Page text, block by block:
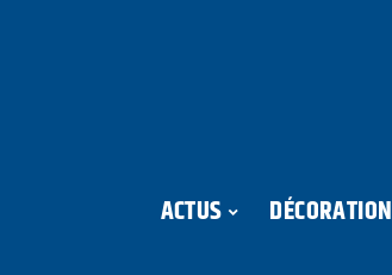
ACTUS DÉCORATION